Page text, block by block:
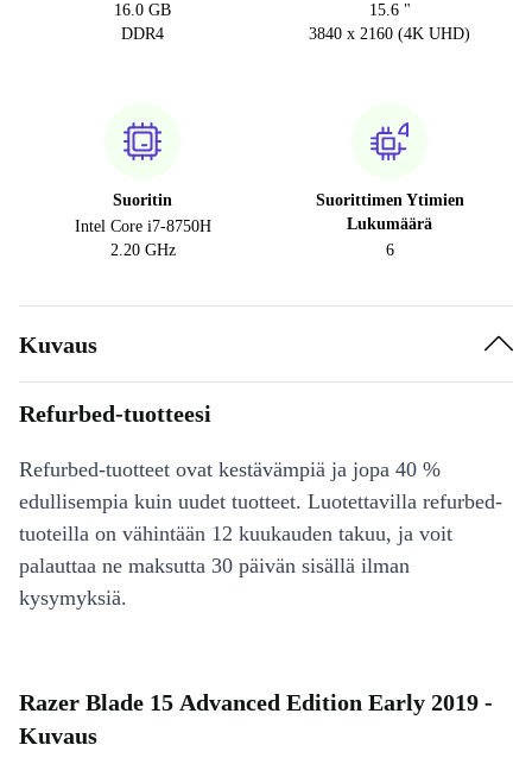
16.0 GB
DDR4
15.6 "
3840 x 2160 (4K UHD)
Suoritin
Intel Core i7-8750H
2.20 GHz
Suorittimen Ytimien
Lukumäärä
6
Kuvaus
Refurbed-tuotteesi
Refurbed-tuotteet ovat kestävämpiä ja jopa 40 %
edullisempia kuin uudet tuotteet. Luotettavilla refurbed-
tuoteilla on vähintään 12 kuukauden takuu, ja voit
palauttaa ne maksutta 30 päivän sisällä ilman
kysymyksiä.
Razer Blade 15 Advanced Edition Early 2019 -
Kuvaus